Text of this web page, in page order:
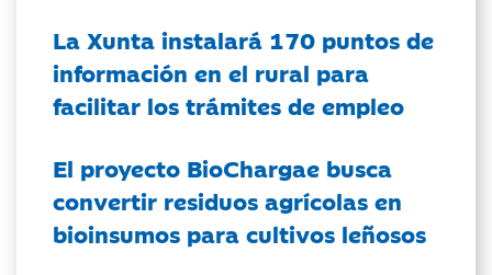
La Xunta instalará 170 puntos de
información en el rural para
facilitar los trámites de empleo
El proyecto BioChargae busca
convertir residuos agrícolas en
bioinsumos para cultivos leñosos